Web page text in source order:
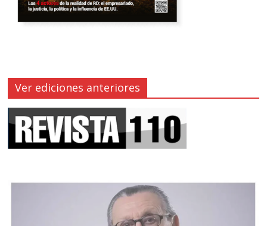
Ver ediciones anteriores